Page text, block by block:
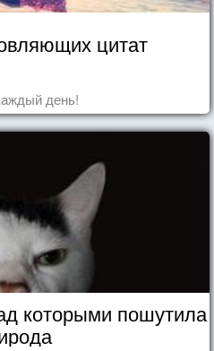
цитат
день!
которыми пошутила